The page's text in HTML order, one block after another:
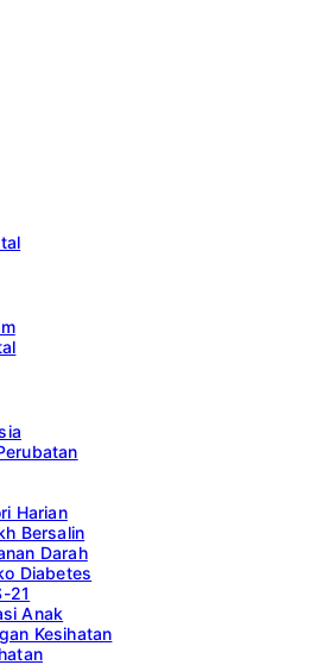
Harian
Bersalin
Darah
Diabetes
21
Anak
Kesihatan